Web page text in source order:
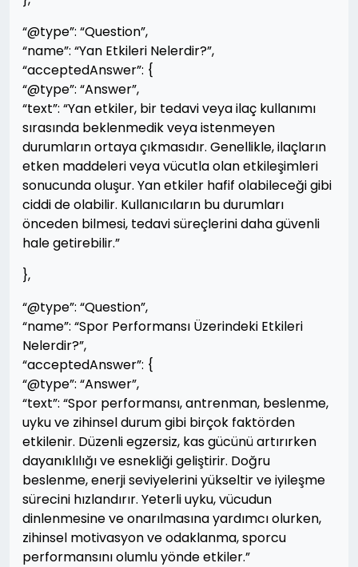
“@type”: “Question”,
“name”: “Yan Etkileri Nelerdir?”,
“acceptedAnswer”: {
“@type”: “Answer”,
“text”: “Yan etkiler, bir tedavi veya ilaç kullanımı
sırasında beklenmedik veya istenmeyen
durumların ortaya çıkmasıdır. Genellikle, ilaçların
etken maddeleri veya vücutla olan etkileşimleri
sonucunda oluşur. Yan etkiler hafif olabileceği gibi
ciddi de olabilir. Kullanıcıların bu durumları
önceden bilmesi, tedavi süreçlerini daha güvenli
hale getirebilir.”
},
“@type”: “Question”,
“name”: “Spor Performansı Üzerindeki Etkileri
Nelerdir?”,
“acceptedAnswer”: {
“@type”: “Answer”,
“text”: “Spor performansı, antrenman, beslenme,
uyku ve zihinsel durum gibi birçok faktörden
etkilenir. Düzenli egzersiz, kas gücünü artırırken
dayanıklılığı ve esnekliği geliştirir. Doğru
beslenme, enerji seviyelerini yükseltir ve iyileşme
sürecini hızlandırır. Yeterli uyku, vücudun
dinlenmesine ve onarılmasına yardımcı olurken,
zihinsel motivasyon ve odaklanma, sporcu
performansını olumlu yönde etkiler.”